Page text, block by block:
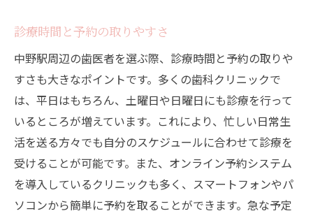
ント
友人や知人からの紹介
中野駅の歯医者で急な予定変更にも対応できる
予約システム
オンライン予約の利便性
電話予約の対応力
キャンセルポリシーの確認
変更やキャンセルが簡単なシステム
リアルタイムの予約状況確認
診療時間と予約の取りやすさ
中野駅周辺の歯医者を選ぶ際、診療時間と予約の取りや
すさも大きなポイントです。多くの歯科クリニックで
は、平日はもちろん、土曜日や日曜日にも診療を行って
いるところが増えています。これにより、忙しい日常生
活を送る方々でも自分のスケジュールに合わせて診療を
受けることが可能です。また、オンライン予約システム
を導入しているクリニックも多く、スマートフォンやパ
ソコンから簡単に予約を取ることができます。急な予定